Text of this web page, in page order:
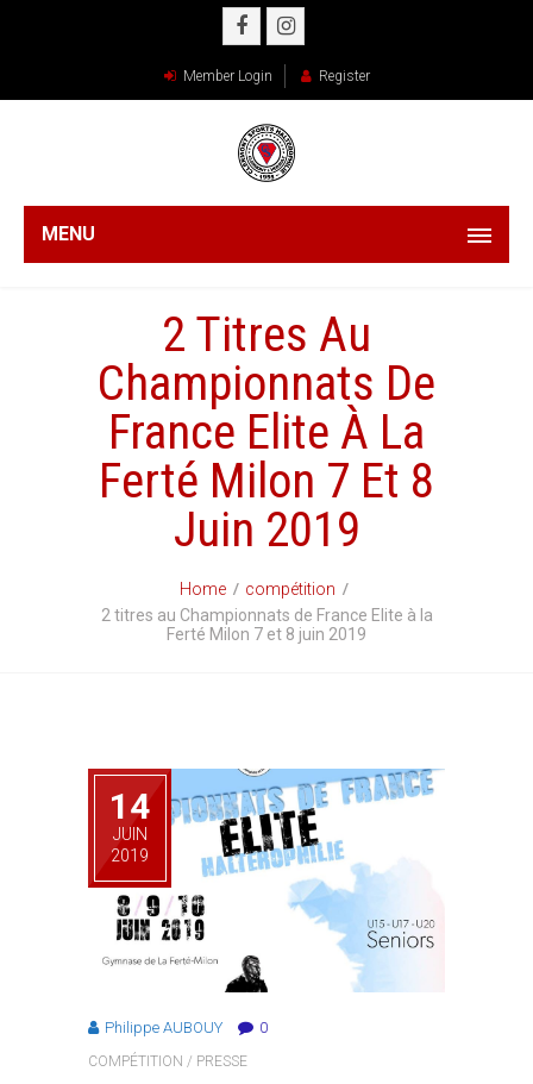
Member Login Register
MENU
2 Titres Au
Championnats De
France Elite À La
Ferté Milon 7 Et 8
Juin 2019
Home
compétition
2 titres au Championnats de France Elite à la
Ferté Milon 7 et 8 juin 2019
14
JUIN
2019
Philippe AUBOUY 0
COMPÉTITION / PRESSE